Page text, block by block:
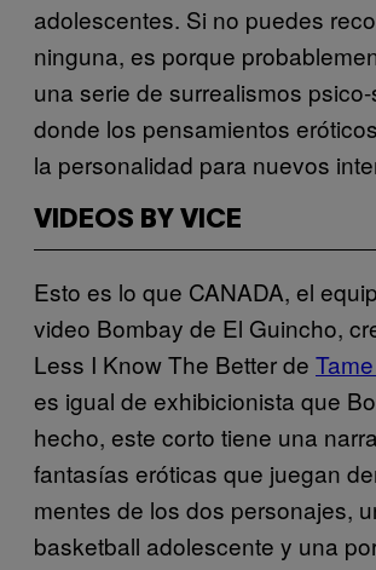
adolescentes. Si no puedes
ninguna, es porque
una serie de surrealismos
donde los pensamientos
la personalidad para nuevos
VIDEOS BY VICE
Esto es lo que CANADA, el
video Bombay de El Guincho,
Less I Know The Better de
es igual de exhibicionista que
hecho, este corto tiene una
fantasías eróticas que juegan
mentes de los dos personajes,
basketball adolescente y una